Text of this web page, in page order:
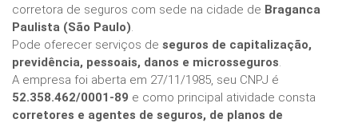
corretora de seguros com sede na cidade de Braganca
Paulista (São Paulo).
Pode oferecer serviços de seguros de capitalização,
previdência, pessoais, danos e microsseguros.
A empresa foi aberta em 27/11/1985, seu CNPJ é
52.358.462/0001-89 e como principal atividade consta
corretores e agentes de seguros, de planos de